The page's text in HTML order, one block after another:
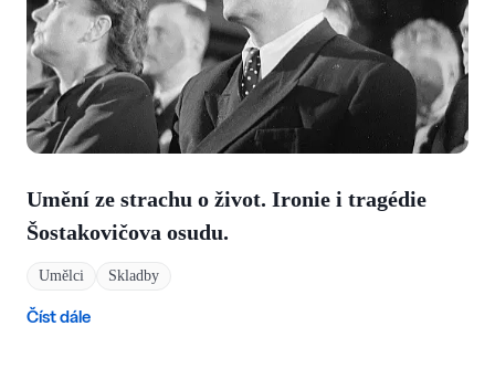
Umění ze strachu o život. Ironie i tragédie
Šostakovičova osudu.
Umělci Skladby
Číst dále